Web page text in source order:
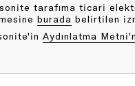
tarafıma ticari
bu rada belirtilen
Aydınlatma